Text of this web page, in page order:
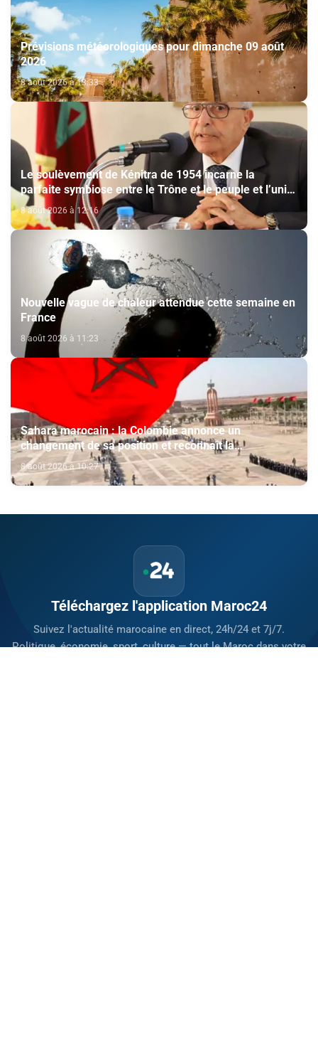
Prévisions météorologiques pour dimanche 09 août
2026
8 août 2026 à 13:33
Le soulèvement de Kénitra de 1954 incarne la
parfaite symbiose entre le Trône et le peuple et l’unité
de volonté et de destin (M. El Ktiri)
8 août 2026 à 12:16
Nouvelle vague de chaleur attendue cette semaine en
France
8 août 2026 à 11:23
Sahara marocain : la Colombie annonce un
changement de sa position et reconnaît la
souveraineté du Maroc sur son Sahara
8 août 2026 à 10:27
Téléchargez l'application Maroc24
Suivez l'actualité marocaine en direct, 24h/24 et 7j/7.
Politique, économie, sport, culture — tout le Maroc dans votre